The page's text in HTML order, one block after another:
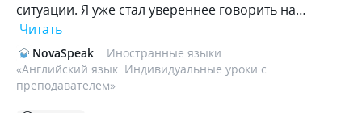
ситуации. Я уже стал увереннее говорить на…
Читать
NovaSpeak
Иностранные языки
«Английский язык. Индивидуальные уроки с
преподавателем»